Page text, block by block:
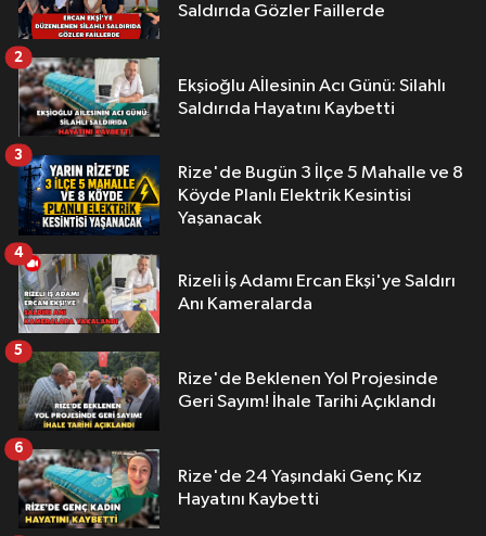
Saldırıda Gözler Faillerde
Ekşioğlu Aİlesinin Acı Günü: Silahlı
Saldırıda Hayatını Kaybetti
2
Rize'de Bugün 3 İlçe 5 Mahalle ve 8
Köyde Planlı Elektrik Kesintisi
Yaşanacak
3
Rizeli İş Adamı Ercan Ekşi'ye Saldırı
Anı Kameralarda
4
Rize'de Beklenen Yol Projesinde
Geri Sayım! İhale Tarihi Açıklandı
5
Rize'de 24 Yaşındaki Genç Kız
Hayatını Kaybetti
6